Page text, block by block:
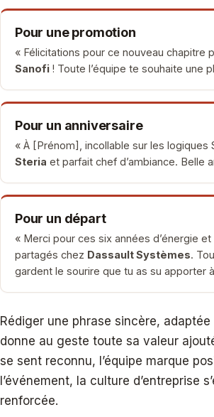
Pour une promotion
« Félicitations pour ce nouveau chapitre
Sanofi ! Toute l’équipe te souhaite une
Pour un anniversaire
« À [Prénom], incollable sur les logiques
Steria et parfait chef d’ambiance. Belle
Pour un départ
« Merci pour ces six années d’énergie
partagés chez Dassault Systèmes.
gardent le sourire que tu as su apporter
Rédiger une phrase sincère,
donne au geste toute sa valeur
se sent reconnu, l’équipe marque
l’événement, la culture d’entreprise
renforcée.